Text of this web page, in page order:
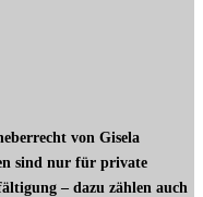
von Gisela
sind nur für private
– dazu zählen auch